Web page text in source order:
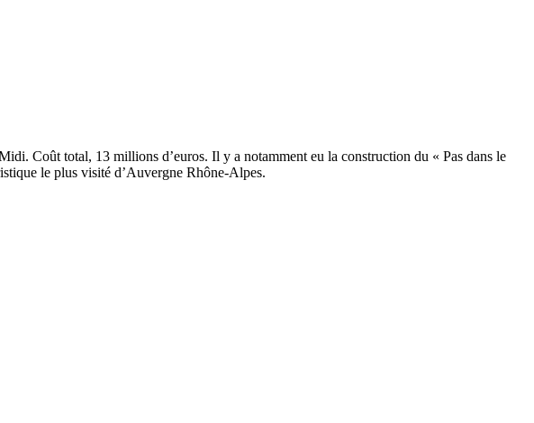
Coût total, 13 millions d’euros. Il y a notamment eu la construction du « Pas dans le
le plus visité d’Auvergne Rhône-Alpes.